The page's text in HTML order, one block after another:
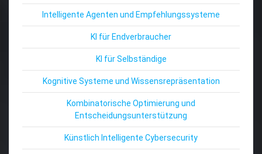
Intelligente Agenten und Empfehlungssysteme
KI für Endverbraucher
KI für Selbständige
Kognitive Systeme und Wissensrepräsentation
Kombinatorische Optimierung und
Entscheidungsunterstützung
Künstlich Intelligente Cybersecurity